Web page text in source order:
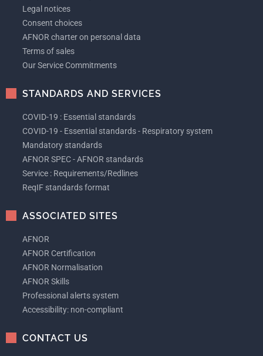
Legal notices
Consent choices
AFNOR charter on personal data
Terms of sales
Our Service Commitments
STANDARDS AND SERVICES
COVID-19 : Essential standards
COVID-19 - Essential standards - Respiratory system
Mandatory standards
AFNOR SPEC - AFNOR standards
Service : Requirements/Redlines
ReqIF standards format
ASSOCIATED SITES
AFNOR
AFNOR Certification
AFNOR Normalisation
AFNOR Skills
Professional alerts system
Accessibility: non-compliant
CONTACT US